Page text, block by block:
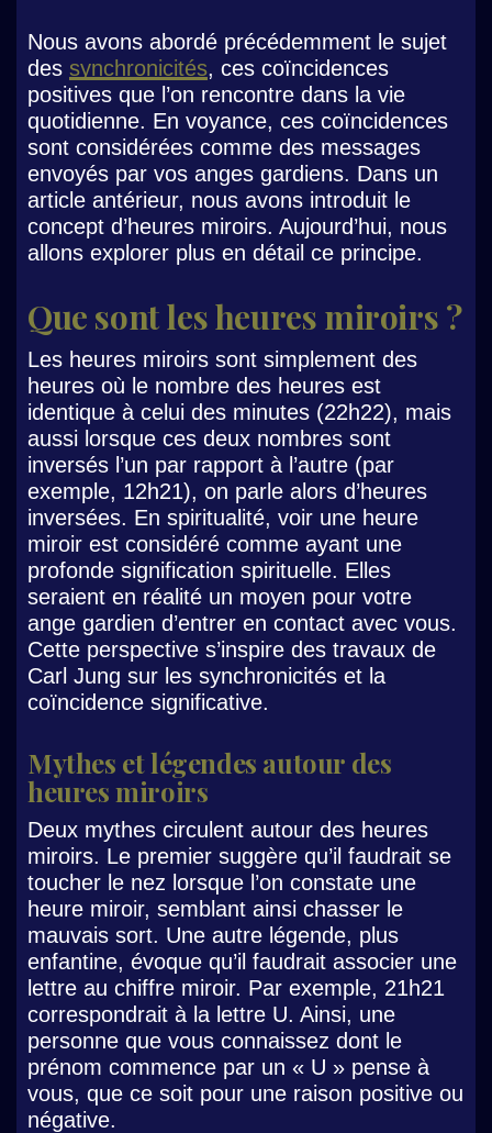
Nous avons abordé précédemment le sujet
des synchronicités, ces coïncidences
positives que l’on rencontre dans la vie
quotidienne. En voyance, ces coïncidences
sont considérées comme des messages
envoyés par vos anges gardiens. Dans un
article antérieur, nous avons introduit le
concept d’heures miroirs. Aujourd’hui, nous
allons explorer plus en détail ce principe.
Que sont les heures miroirs ?
Les heures miroirs sont simplement des
heures où le nombre des heures est
identique à celui des minutes (22h22), mais
aussi lorsque ces deux nombres sont
inversés l’un par rapport à l’autre (par
exemple, 12h21), on parle alors d’heures
inversées. En spiritualité, voir une heure
miroir est considéré comme ayant une
profonde signification spirituelle. Elles
seraient en réalité un moyen pour votre
ange gardien d’entrer en contact avec vous.
Cette perspective s’inspire des travaux de
Carl Jung sur les synchronicités et la
coïncidence significative.
Mythes et légendes autour des
heures miroirs
Deux mythes circulent autour des heures
miroirs. Le premier suggère qu’il faudrait se
toucher le nez lorsque l’on constate une
heure miroir, semblant ainsi chasser le
mauvais sort. Une autre légende, plus
enfantine, évoque qu’il faudrait associer une
lettre au chiffre miroir. Par exemple, 21h21
correspondrait à la lettre U. Ainsi, une
personne que vous connaissez dont le
prénom commence par un « U » pense à
vous, que ce soit pour une raison positive ou
négative.